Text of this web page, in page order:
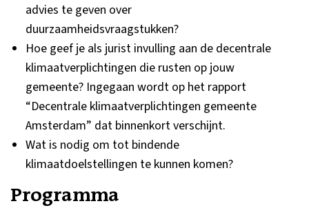
advies te geven over
duurzaamheidsvraagstukken?
Hoe geef je als jurist invulling aan de decentrale
klimaatverplichtingen die rusten op jouw
gemeente? Ingegaan wordt op het rapport
“Decentrale klimaatverplichtingen gemeente
Amsterdam” dat binnenkort verschijnt.
Wat is nodig om tot bindende
klimaatdoelstellingen te kunnen komen?
Programma